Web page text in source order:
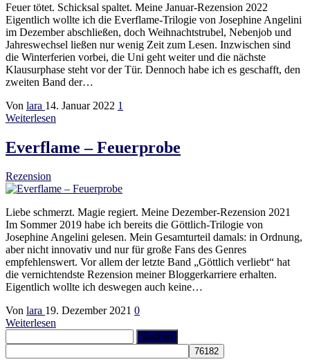
Feuer tötet. Schicksal spaltet. Meine Januar-Rezension 2022
Eigentlich wollte ich die Everflame-Trilogie von Josephine Angelini
im Dezember abschließen, doch Weihnachtstrubel, Nebenjob und
Jahreswechsel ließen nur wenig Zeit zum Lesen. Inzwischen sind
die Winterferien vorbei, die Uni geht weiter und die nächste
Klausurphase steht vor der Tür. Dennoch habe ich es geschafft, den
zweiten Band der…
Von lara 14. Januar 2022 1
Weiterlesen
Everflame – Feuerprobe
Rezension
Liebe schmerzt. Magie regiert. Meine Dezember-Rezension 2021
Im Sommer 2019 habe ich bereits die Göttlich-Trilogie von
Josephine Angelini gelesen. Mein Gesamturteil damals: in Ordnung,
aber nicht innovativ und nur für große Fans des Genres
empfehlenswert. Vor allem der letzte Band „Göttlich verliebt“ hat
die vernichtendste Rezension meiner Bloggerkarriere erhalten.
Eigentlich wollte ich deswegen auch keine…
Von lara 19. Dezember 2021 0
Weiterlesen
nach: